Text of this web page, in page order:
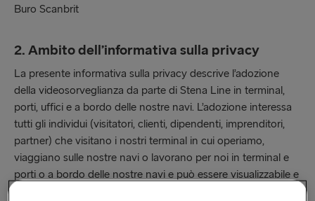
Buro Scanbrit
2. Ambito dell’informativa sulla privacy
La presente informativa sulla privacy descrive l’adozione
della videosorveglianza da parte di Stena Line in terminal,
porti, uffici e a bordo delle nostre navi. L’adozione interessa
tutti gli individui (visitatori, clienti, dipendenti, imprenditori,
partner) che visitano i nostri terminal in cui operiamo,
viaggiano sulle nostre navi o lavorano per noi in terminal e
porti o a bordo delle nostre navi e può essere visualizzabile e